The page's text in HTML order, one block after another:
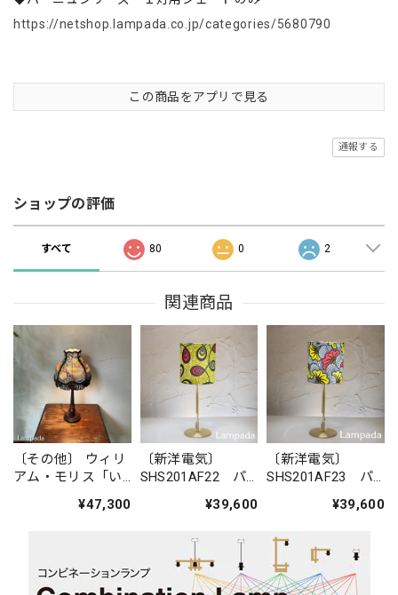
https://netshop.lampada.co.jp/categories/5680790
この商品をアプリで見る
通報する
ショップの評価
すべて 80 0 2
関連商品
〔その他〕 ウィリ
アム・モリス「い
¥47,300
〔新洋電気〕
SHS201AF22 パ
イト（金属脚）
¥39,600
〔新洋電気〕
SHS201AF23 パ
イト（金属脚）
¥39,600